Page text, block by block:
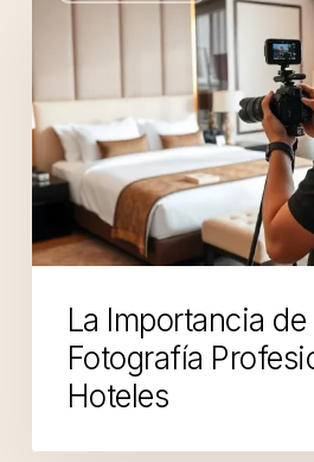
La Importancia de
Fotografía
Hoteles